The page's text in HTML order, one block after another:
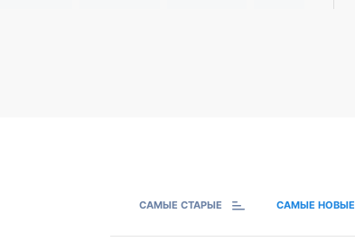
САМЫЕ СТАРЫЕ САМЫЕ НОВЫЕ